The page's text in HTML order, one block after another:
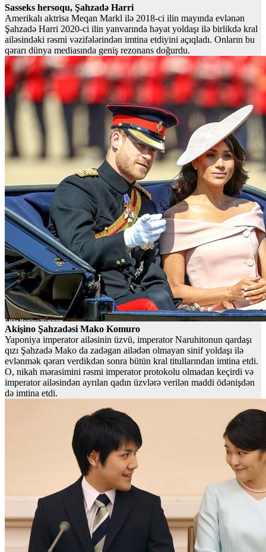
Sasseks hersoqu, Şahzadə Harri
Amerikalı aktrisa Meqan Markl ilə 2018-ci ilin mayında evlənən
Şahzadə Harri 2020-ci ilin yanvarında həyat yoldaşı ilə birlikdə kral
ailəsindəki rəsmi vəzifələrindən imtina etdiyini açıqladı. Onların bu
qərarı dünya mediasında geniş rezonans doğurdu.
Akişino Şahzadəsi Mako Komuro
Yaponiya imperator ailəsinin üzvü, imperator Naruhitonun qardaşı
qızı Şahzadə Mako da zadəgan ailədən olmayan sinif yoldaşı ilə
evlənmək qərarı verdikdən sonra bütün kral titullarından imtina etdi.
O, nikah mərasimini rəsmi imperator protokolu olmadan keçirdi və
imperator ailəsindən ayrılan qadın üzvlərə verilən maddi ödənişdən
də imtina etdi.